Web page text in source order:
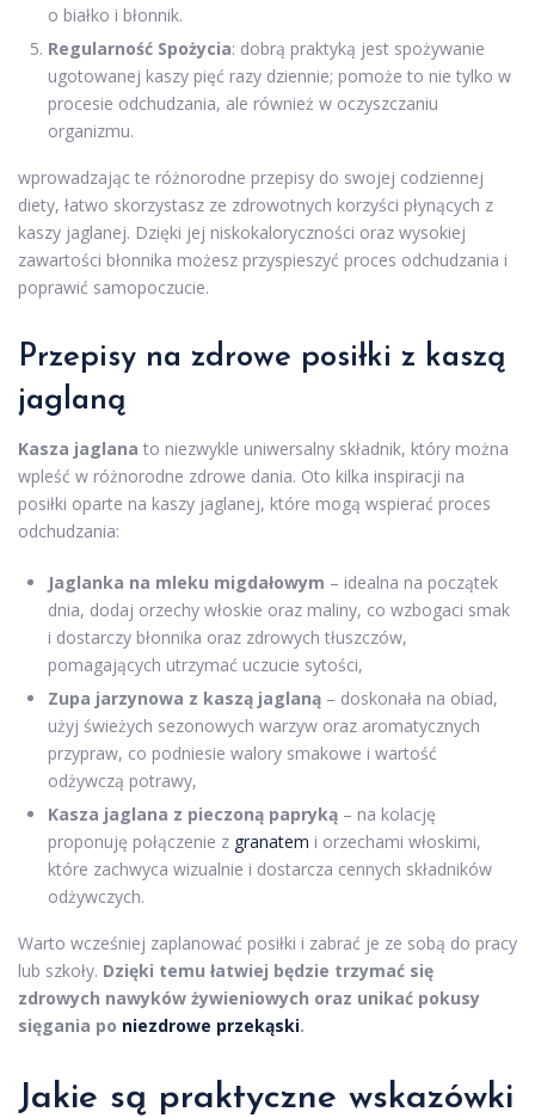
o białko i błonnik.
Regularność Spożycia: dobrą praktyką jest spożywanie
ugotowanej kaszy pięć razy dziennie; pomoże to nie tylko w
procesie odchudzania, ale również w oczyszczaniu
organizmu.
wprowadzając te różnorodne przepisy do swojej codziennej
diety, łatwo skorzystasz ze zdrowotnych korzyści płynących z
kaszy jaglanej. Dzięki jej niskokaloryczności oraz wysokiej
zawartości błonnika możesz przyspieszyć proces odchudzania i
poprawić samopoczucie.
Przepisy na zdrowe posiłki z kaszą
jaglaną
Kasza jaglana to niezwykle uniwersalny składnik, który można
wpleść w różnorodne zdrowe dania. Oto kilka inspiracji na
posiłki oparte na kaszy jaglanej, które mogą wspierać proces
odchudzania:
Jaglanka na mleku migdałowym – idealna na początek
dnia, dodaj orzechy włoskie oraz maliny, co wzbogaci smak
i dostarczy błonnika oraz zdrowych tłuszczów,
pomagających utrzymać uczucie sytości,
Zupa jarzynowa z kaszą jaglaną – doskonała na obiad,
użyj świeżych sezonowych warzyw oraz aromatycznych
przypraw, co podniesie walory smakowe i wartość
odżywczą potrawy,
Kasza jaglana z pieczoną papryką – na kolację
proponuję połączenie z granatem i orzechami włoskimi,
które zachwyca wizualnie i dostarcza cennych składników
odżywczych.
Warto wcześniej zaplanować posiłki i zabrać je ze sobą do pracy
lub szkoły. Dzięki temu łatwiej będzie trzymać się
zdrowych nawyków żywieniowych oraz unikać pokusy
sięgania po niezdrowe przekąski.
Jakie są praktyczne wskazówki